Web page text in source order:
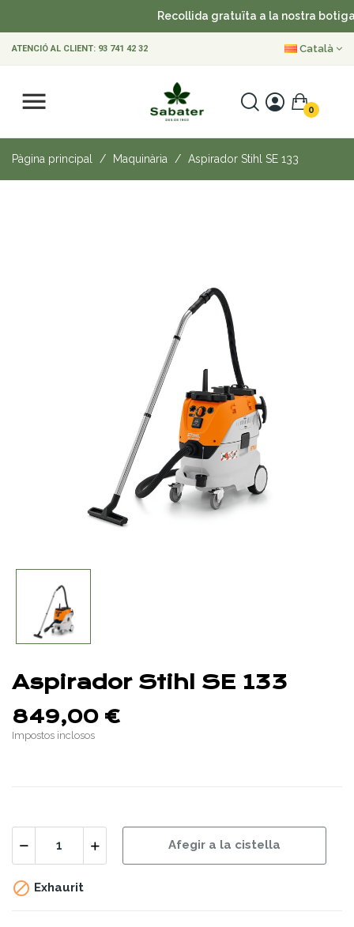
Recollida gratuïta a la nostra botiga
ATENCIÓ AL CLIENT: 93 741 42 32 Català
0
Pàgina principal Maquinària Aspirador Stihl SE 133
Aspirador Stihl SE 133
849,00 €
Impostos inclosos
Afegir a la cistella
 Exhaurit